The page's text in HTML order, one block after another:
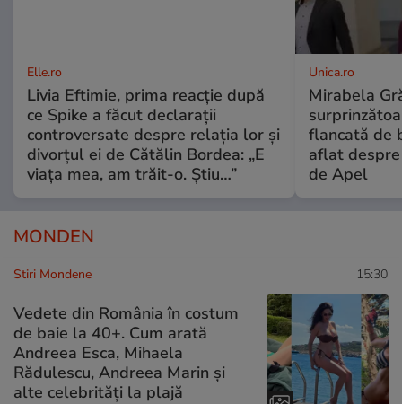
Elle.ro
Livia Eftimie, prima reacție după
ce Spike a făcut declarații
controversate despre relația lor și
divorțul ei de Cătălin Bordea: „E
viața mea, am trăit-o. Știu…”
Unica.ro
Mirabela
flancată de
aflat
de Apel
MONDEN
Stiri Mondene 15:30
Vedete din România în costum
de baie la 40+. Cum arată
Andreea Esca, Mihaela
Rădulescu, Andreea Marin și
alte celebrități la plajă